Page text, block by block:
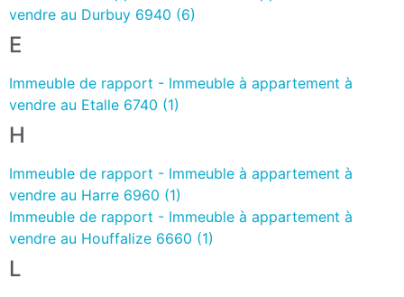
vendre au Durbuy 6940 (6)
E
Immeuble de rapport - Immeuble à appartement à
vendre au Etalle 6740 (1)
H
Immeuble de rapport - Immeuble à appartement à
vendre au Harre 6960 (1)
Immeuble de rapport - Immeuble à appartement à
vendre au Houffalize 6660 (1)
L